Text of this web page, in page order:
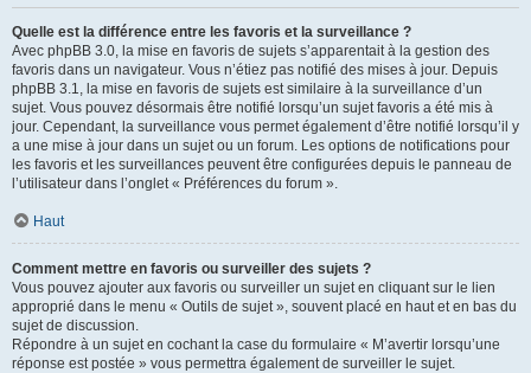
Quelle est la différence entre les favoris et la surveillance ?
Avec phpBB 3.0, la mise en favoris de sujets s’apparentait à la gestion des
favoris dans un navigateur. Vous n’étiez pas notifié des mises à jour. Depuis
phpBB 3.1, la mise en favoris de sujets est similaire à la surveillance d’un
sujet. Vous pouvez désormais être notifié lorsqu’un sujet favoris a été mis à
jour. Cependant, la surveillance vous permet également d’être notifié lorsqu’il y
a une mise à jour dans un sujet ou un forum. Les options de notifications pour
les favoris et les surveillances peuvent être configurées depuis le panneau de
l’utilisateur dans l’onglet « Préférences du forum ».
Haut
Comment mettre en favoris ou surveiller des sujets ?
Vous pouvez ajouter aux favoris ou surveiller un sujet en cliquant sur le lien
approprié dans le menu « Outils de sujet », souvent placé en haut et en bas du
sujet de discussion.
Répondre à un sujet en cochant la case du formulaire « M’avertir lorsqu’une
réponse est postée » vous permettra également de surveiller le sujet.